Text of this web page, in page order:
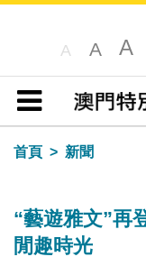
A A A
目錄
首頁
新聞
“藝遊雅文”再
閒趣時光